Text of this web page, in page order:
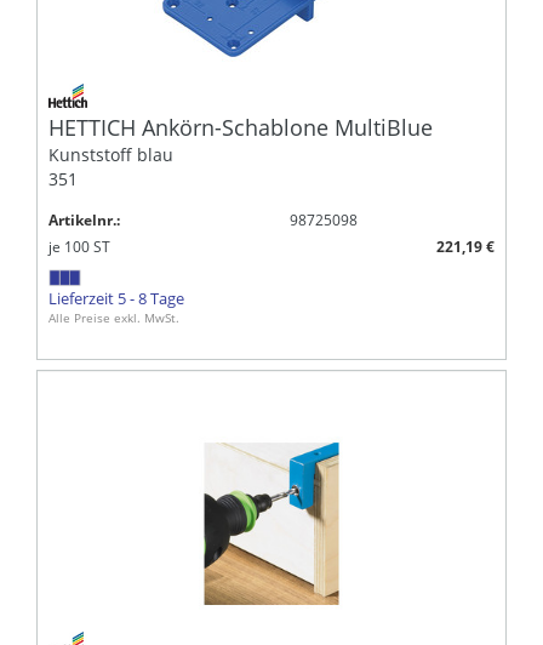
HETTICH Ankörn-Schablone MultiBlue
Kunststoff blau
351
Artikelnr.:
98725098
je 100ST 221,19 €
Lieferzeit 5 - 8 Tage
Alle Preise exkl. MwSt.